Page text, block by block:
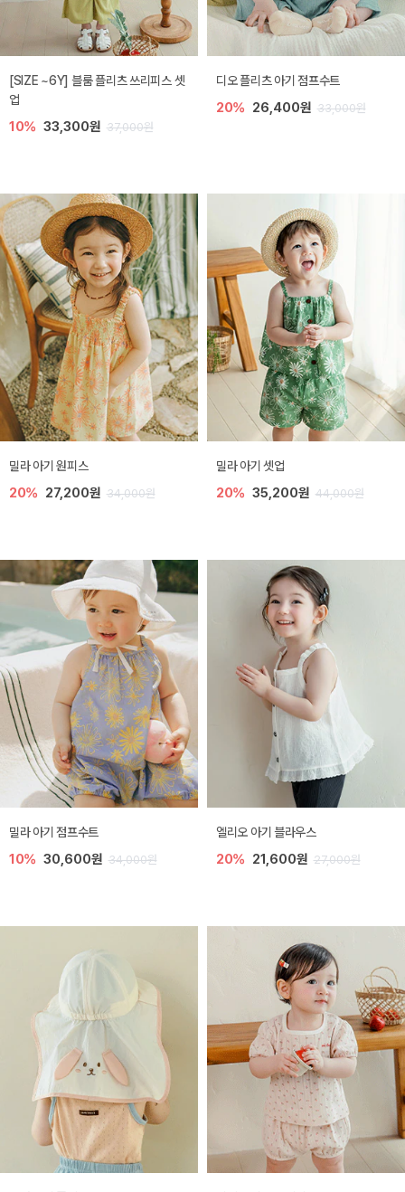
[SIZE ~6Y] 블룸 플리츠 쓰리피스 셋
업
10% 33,300원 37,000원
디오 플리츠 아기 점프수트
20% 26,400원 33,000원
밀라 아기 원피스
20% 27,200원 34,000원
밀라 아기 셋업
20% 35,200원 44,000원
밀라 아기 점프수트
10% 30,600원 34,000원
엘리오 아기 블라우스
20% 21,600원 27,000원